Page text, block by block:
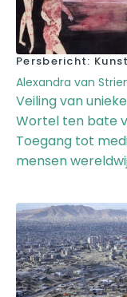
Persbericht:
Alexandra van
Veiling van
Wortel ten bate
Toegang tot
mensen